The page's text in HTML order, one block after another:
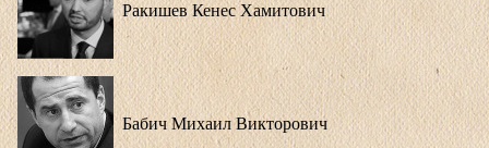
Ракишев Кенес Хамитович
Бабич Михаил Викторович